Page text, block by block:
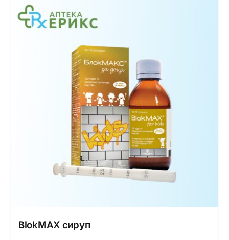
BlokMAX сируп